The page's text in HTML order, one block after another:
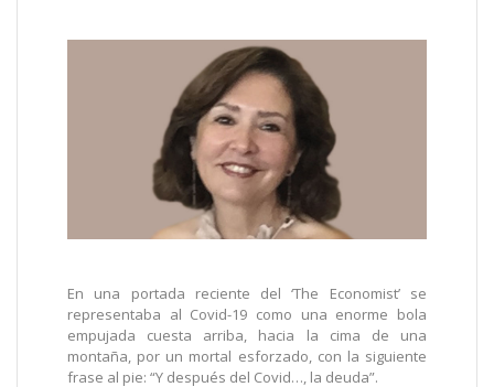
En una portada reciente del ‘The Economist’ se
representaba al Covid-19 como una enorme bola
empujada cuesta arriba, hacia la cima de una
montaña, por un mortal esforzado, con la siguiente
frase al pie: “Y después del Covid…, la deuda”.